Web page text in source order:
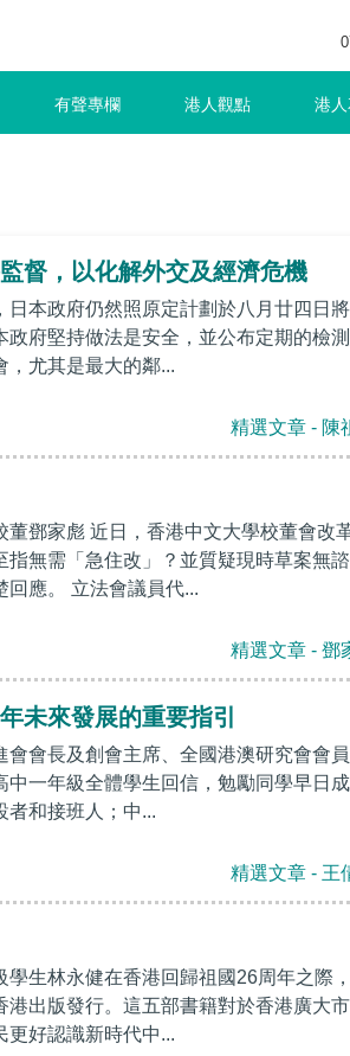
有聲專欄 港人觀點 港
督，以化解外交及經濟危機
本政府仍然照原定計劃於八月廿四日
府堅持做法是安全，並公布定期的檢
，尤其是最大的鄰...
精選文章 - 陳
鄧家彪 近日，香港中文大學校董會改
無需「急住改」？並質疑現時草案無諮
應。 立法會議員代...
精選文章 - 鄧
未來發展的重要指引
會長及創會主席、全國港澳研究會會員
一年級全體學生回信，勉勵同學早日
者和接班人；中...
精選文章 - 王
生林永健在香港回歸祖國26周年之際
出版發行。這五部書籍對於香港廣大
更好認識新時代中...